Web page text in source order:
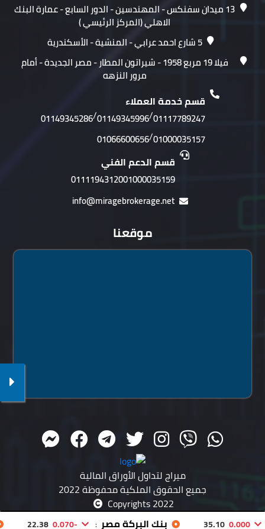
0.000
35.10 بنك البركة مصر :
-0.070
22.38
13 ميدان سفنكس - المهندسين - الدور السابع - عمارة البنك
الاهلي (المركز الرئيسي )
5 شارع احمد عرابي - المنشية - الأسكندرية
فيلا 19 مربع 1958 - شيراتون المطار - مصر الجديدة - أمام
مرور النزهه
قسم خدمة العملاء
01117789247
/
01149345996
/
01149345286
01000035157
/
01066600656
قسم الدعم الفني
01000035159
01111943120
info@miragebrokerage.net
موقعنا
ميراج لتداول الأوراق المالية
جميع الحقوق الملكية محفوظة 2022
Copyrights 2022